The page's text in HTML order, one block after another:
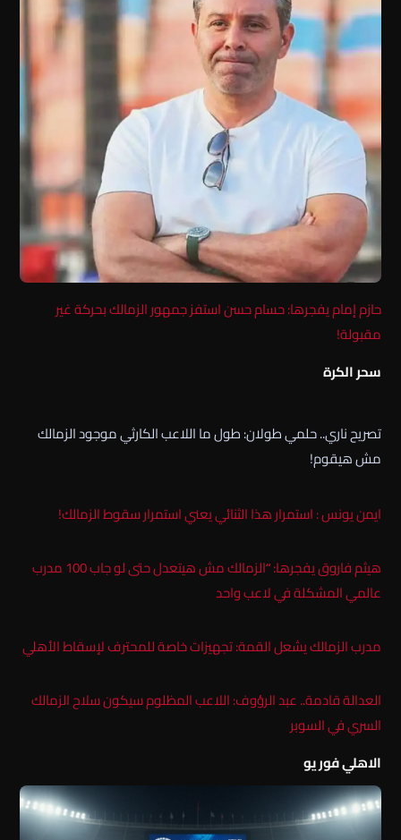
حازم إمام يفجرها: حسام حسن استفز جمهور الزمالك بحركة غير
مقبولة!
سحر الكرة
تصريح ناري.. حلمي طولان: طول ما اللاعب الكارثي موجود الزمالك
مش هيقوم!
ايمن يونس : استمرار هذا الثنائي يعني استمرار سقوط الزمالك!
هيثم فاروق يفجرها: “الزمالك مش هيتعدل حتى لو جاب 100 مدرب
عالمي المشكلة في لاعب واحد
مدرب الزمالك يشعل القمة: تجهيزات خاصة للمحترف لإسقاط الأهلي
العدالة قادمة.. عبد الرؤوف: اللاعب المظلوم سيكون سلاح الزمالك
السري في السوبر
الاهلي فور يو